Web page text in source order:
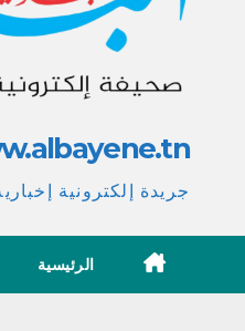
جريدة إلكترونية
الرئيسية